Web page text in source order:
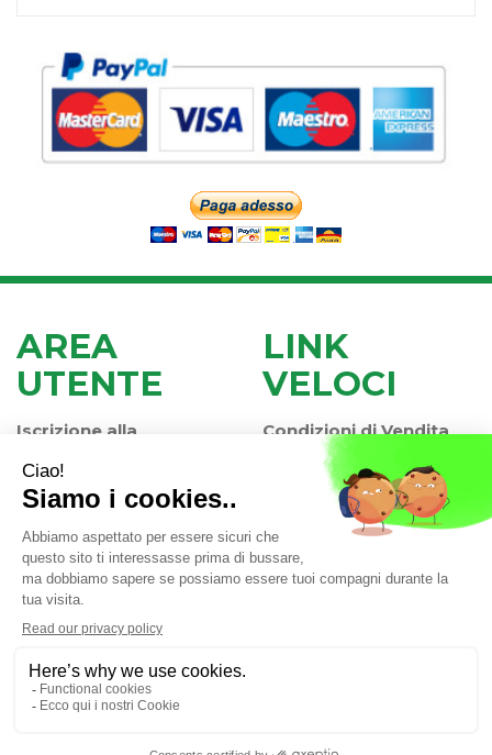
AREA
UTENTE
Iscrizione alla
Newsletter
Contatti
Informativa Privacy
LINK
VELOCI
Condizioni di Vendita
Modalità di Pagamento
Modalità di Spedizione
e Ritiro
Valli di Chioggia (VE)
info@farmaciaiaccheri.it
04025840275 | Numero R.E.A.: VE-358876